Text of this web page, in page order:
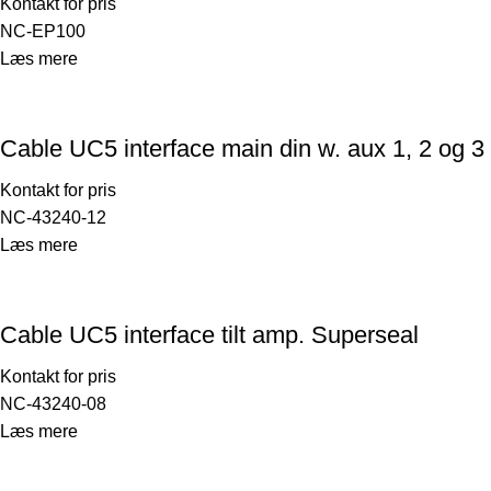
NC-EP100
Læs mere
Cable UC5 interface main din w. aux 1, 2 og 3
Kontakt for pris
NC-43240-12
Læs mere
Cable UC5 interface tilt amp. Superseal
Kontakt for pris
NC-43240-08
Læs mere